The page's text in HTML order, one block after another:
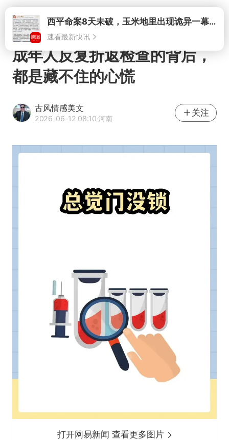
打开西平命案8天未破，玉米地里出现诡异一幕，我突然想起了欧金中
速看最新快讯
成年人反复折返检查的背后，
都是藏不住的心慌
古风情感美文
2026-06-12 08:10·河南
关注
打开网易新闻 查看更多图片